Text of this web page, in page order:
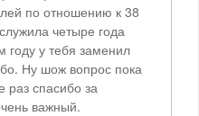
по отношению к 38
четыре года
году у тебя заменил
Ну шож вопрос пока
спасибо за
важный.